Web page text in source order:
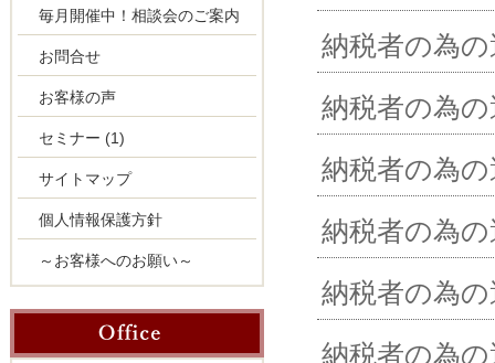
納税者の為
納税者の為
納税者の為
納税者の為
納税者の為
納税者の為
毎月開催中！相談会のご案内
お問合せ
お客様の声
セミナー (1)
サイトマップ
個人情報保護方針
～お客様へのお願い～